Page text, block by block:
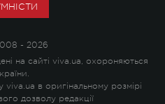
- 2026
на сайті viva.ua, охороняються
viva.ua в оригінальному розмірі
дозволу редакції